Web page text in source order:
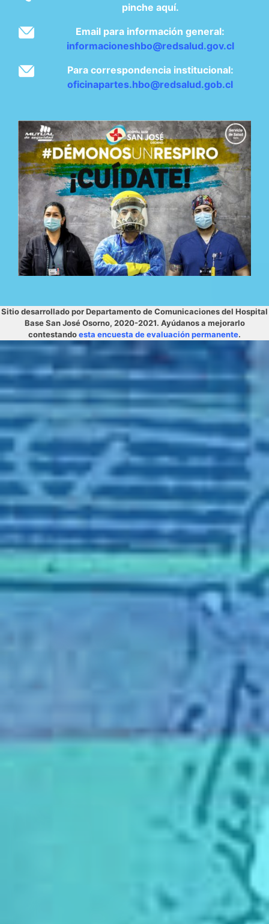
pinche aquí.
Email para información general:
informacioneshbo@redsalud.gov.cl
Para correspondencia institucional:
oficinapartes.hbo@redsalud.gob.cl
Sitio desarrollado por Departamento de Comunicaciones del Hospital
Base San José Osorno, 2020-2021. Ayúdanos a mejorarlo
contestandoesta encuesta de evaluación permanente.